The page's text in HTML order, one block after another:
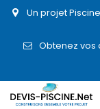
Un projet
Obtenez vos